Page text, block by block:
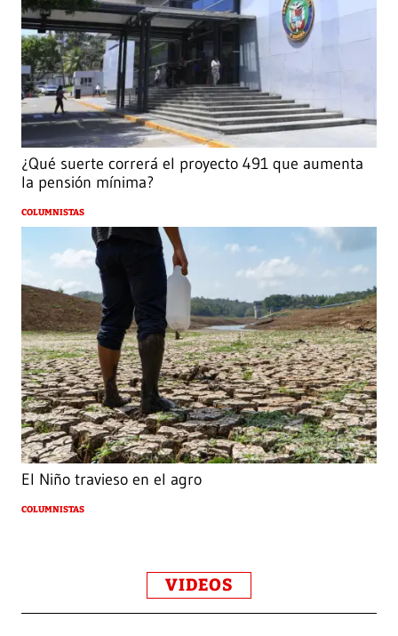
¿Qué suerte correrá el proyecto 491 que aumenta
la pensión mínima?
COLUMNISTAS
El Niño travieso en el agro
COLUMNISTAS
VIDEOS